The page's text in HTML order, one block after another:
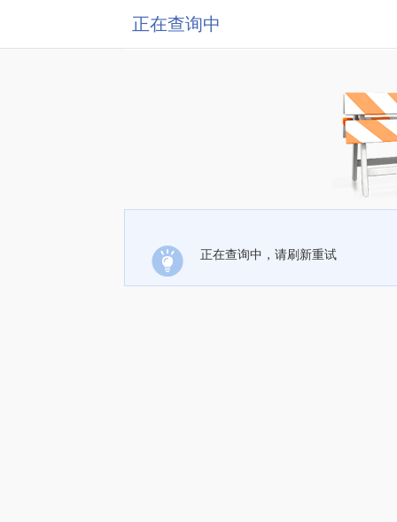
正在查询中
正在查询中，请刷新重试